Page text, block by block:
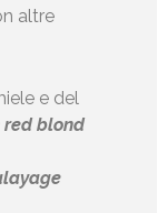
altre
e del
blond